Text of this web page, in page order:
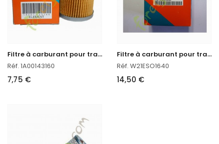
F
iltre à carburant pour tracteur kubota
Réf. 1A00143160
7,75 €
F
iltre à carburant pour tracteur kubota
Réf. W21ESO1640
14,50 €